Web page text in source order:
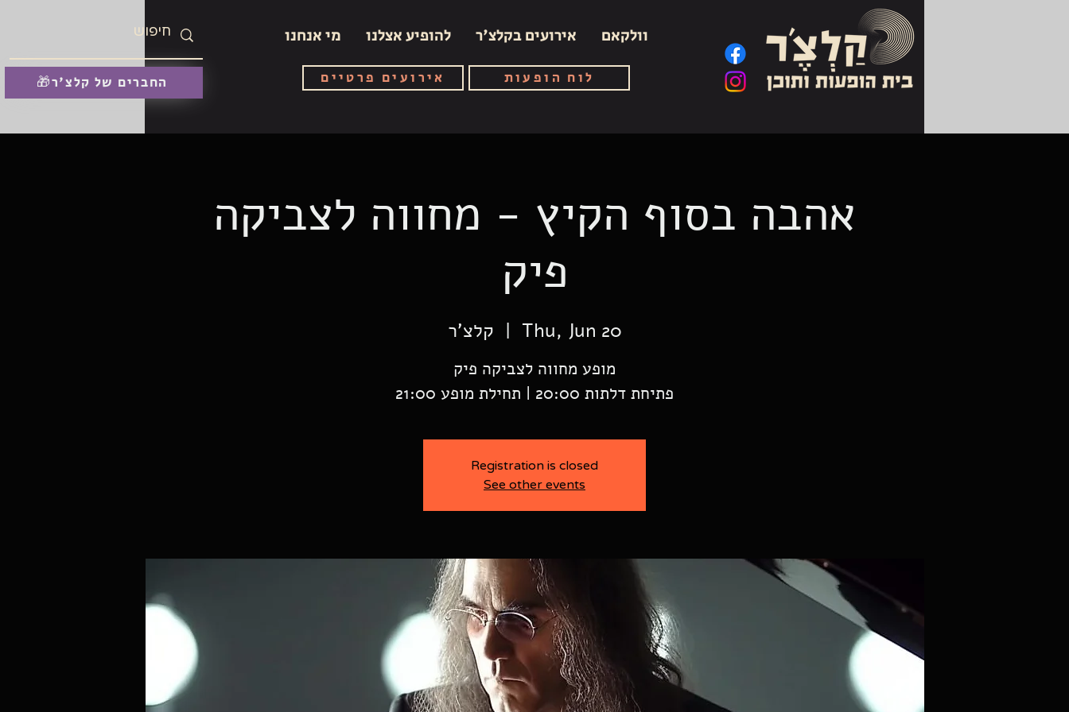
🎁החברים של קלצ'ר
וולקאם אירועים בקלצ'ר להופיע אצלנו מי אנחנו
אירועים פרטיים לוח הופעות
אהבה בסוף הקיץ - מחווה לצביקה
פיק
Thu, Jun 20
  |
קלצ'ר
פתיחת דלתות 20:00 | תחילת מופע 21:00
Registration is closed
See other events